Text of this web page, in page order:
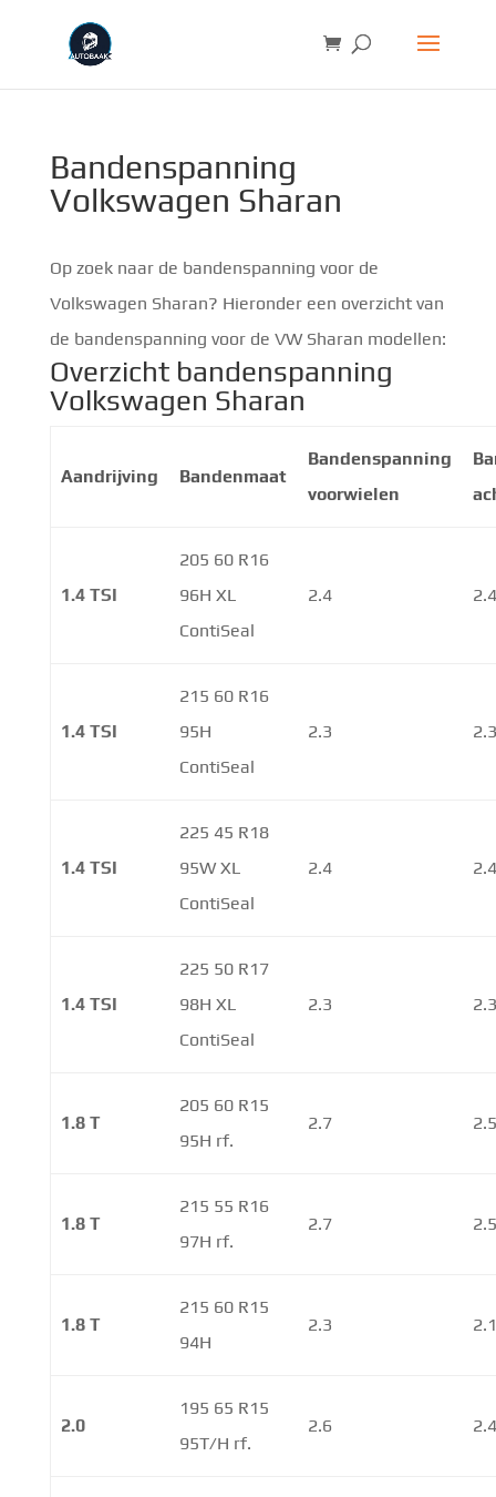
Bandenspanning
Volkswagen Sharan
Op zoek naar de bandenspanning voor de
Volkswagen Sharan? Hieronder een overzicht van
de bandenspanning voor de VW Sharan modellen:
Overzicht bandenspanning
Volkswagen Sharan
Aandrijving Bandenmaat
Bandenspanning
voorwielen
1.4 TSI
205 60 R16
96H XL
ContiSeal
2.4
1.4 TSI
215 60 R16
95H
ContiSeal
2.3
1.4 TSI
225 45 R18
95W XL
ContiSeal
2.4
1.4 TSI
225 50 R17
98H XL
ContiSeal
2.3
1.8 T
205 60 R15
95H rf.
2.7
1.8 T
215 55 R16
97H rf.
2.7
1.8 T
215 60 R15
94H
2.3
2.0
195 65 R15
95T/H rf.
2.6